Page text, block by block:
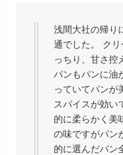
浅間大社の帰り
通でした。 ク
っちり、甘さ控
パンもパンに油
っていてパンが
スパイスが効い
的に柔らかく美
の味ですがパン
的に選んだパン